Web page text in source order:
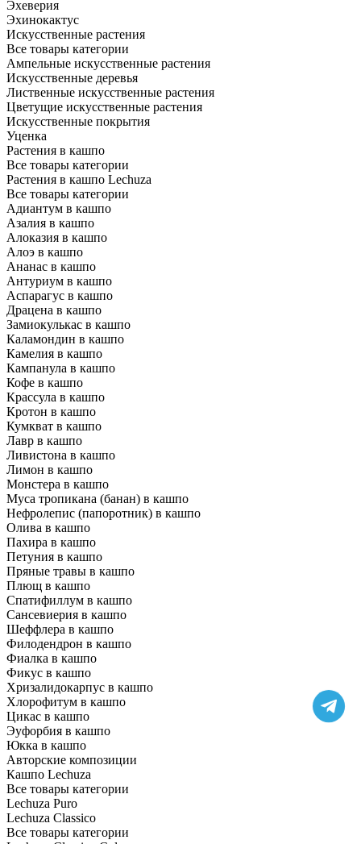
Эхеверия
Эхинокактус
Искусственные растения
Все товары категории
Ампельные искусственные растения
Искусственные деревья
Лиственные искусственные растения
Цветущие искусственные растения
Искусственные покрытия
Уценка
Растения в кашпо
Все товары категории
Растения в кашпо Lechuza
Все товары категории
Адиантум в кашпо
Азалия в кашпо
Алоказия в кашпо
Алоэ в кашпо
Ананас в кашпо
Антуриум в кашпо
Аспарагус в кашпо
Драцена в кашпо
Замиокулькас в кашпо
Каламондин в кашпо
Камелия в кашпо
Кампанула в кашпо
Кофе в кашпо
Крассула в кашпо
Кротон в кашпо
Кумкват в кашпо
Лавр в кашпо
Ливистона в кашпо
Лимон в кашпо
Монстера в кашпо
Муса тропикана (банан) в кашпо
Нефролепис (папоротник) в кашпо
Олива в кашпо
Пахира в кашпо
Петуния в кашпо
Пряные травы в кашпо
Плющ в кашпо
Спатифиллум в кашпо
Сансевиерия в кашпо
Шеффлера в кашпо
Филодендрон в кашпо
Фиалка в кашпо
Фикус в кашпо
Хризалидокарпус в кашпо
Хлорофитум в кашпо
Цикас в кашпо
Эуфорбия в кашпо
Юкка в кашпо
Авторские композиции
Кашпо Lechuza
Все товары категории
Lechuza Puro
Lechuza Classico
Все товары категории